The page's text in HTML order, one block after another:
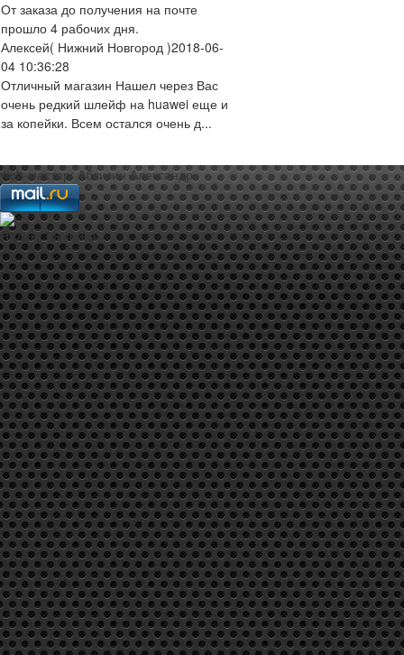
От заказа до получения на почте
прошло 4 рабочих дня.
Алексей( Нижний Новгород )2018-06-
04 10:36:28
Отличный магазин Нашел через Вас
очень редкий шлейф на huawei еще и
за копейки. Всем остался очень д...
web-мастер:Аблизин Александр